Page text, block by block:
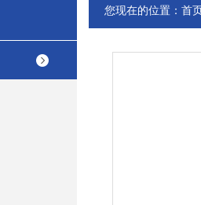
您现在的位置： 首